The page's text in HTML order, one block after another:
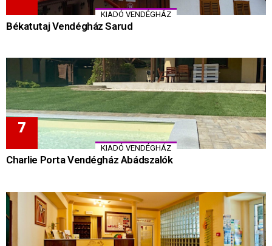
KIADÓ VENDÉGHÁZ
Békatutaj Vendégház Sarud
KIADÓ VENDÉGHÁZ
Charlie Porta Vendégház Abádszalók